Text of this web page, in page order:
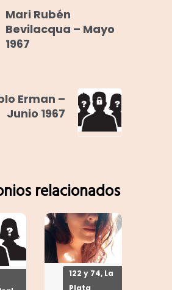
Mari Rubén
Bevilacqua – Mayo
1967
Erman –
Junio 1967
relacionados
122 y 74, La
Plata